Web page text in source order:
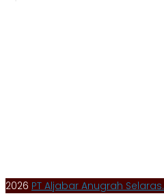
2026 PT Aljabar Anugrah Selaras.